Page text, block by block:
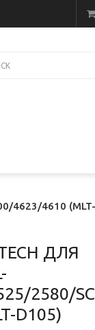
4623/4610
ДЛЯ
2580/
D105)